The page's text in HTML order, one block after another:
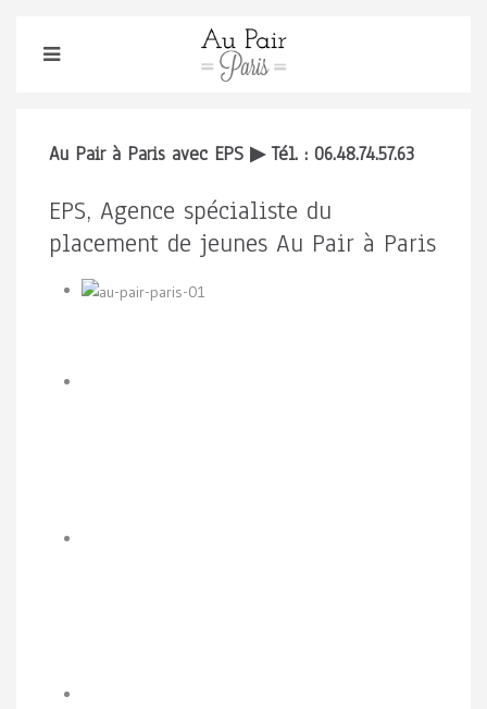
Au Pair à Paris avec EPS ▶ Tél. : 06.48.74.57.63
EPS, Agence spécialiste du
placement de jeunes Au Pair à Paris